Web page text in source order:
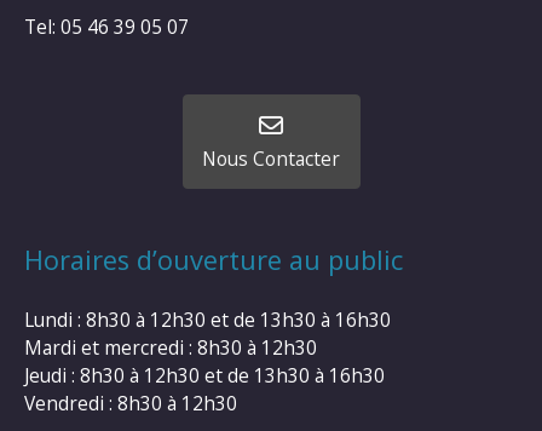
Tel: 05 46 39 05 07
Nous Contacter
Horaires d’ouverture au public
Lundi : 8h30 à 12h30 et de 13h30 à 16h30
Mardi et mercredi : 8h30 à 12h30
Jeudi : 8h30 à 12h30 et de 13h30 à 16h30
Vendredi : 8h30 à 12h30